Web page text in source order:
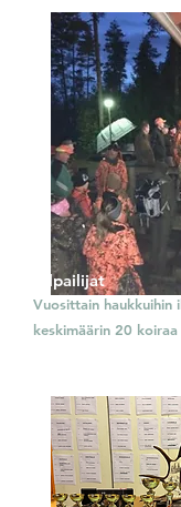
Kilpailijat
Vuosittain haukkuihin
keskimäärin 20